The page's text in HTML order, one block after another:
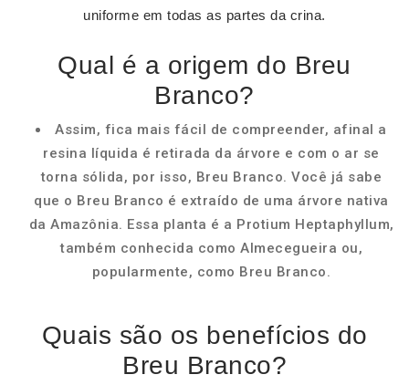
uniforme em todas as partes da crina.
Qual é a origem do Breu
Branco?
Assim, fica mais fácil de compreender, afinal a
resina líquida é retirada da árvore e com o ar se
torna sólida, por isso, Breu Branco. Você já sabe
que o Breu Branco é extraído de uma árvore nativa
da Amazônia. Essa planta é a Protium Heptaphyllum,
também conhecida como Almecegueira ou,
popularmente, como Breu Branco.
Quais são os benefícios do
Breu Branco?